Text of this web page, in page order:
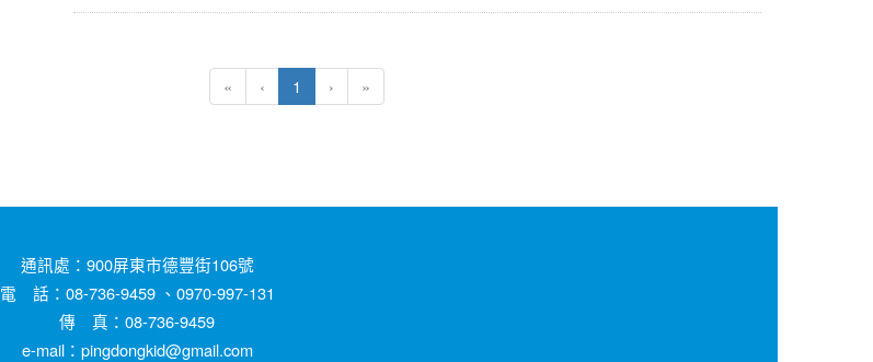
« ‹ 1 (current)
› »
通訊處：900屏東市德豐街106號
電 話：08-736-9459 、0970-997-131
傳 真：08-736-9459
e-mail：pingdongkid@gmail.com